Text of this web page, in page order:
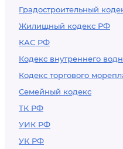
Градостроительный
Жилищный кодекс РФ
КАС РФ
Кодекс внутреннего
Кодекс торгового
Семейный кодекс
ТК РФ
УИК РФ
УК РФ